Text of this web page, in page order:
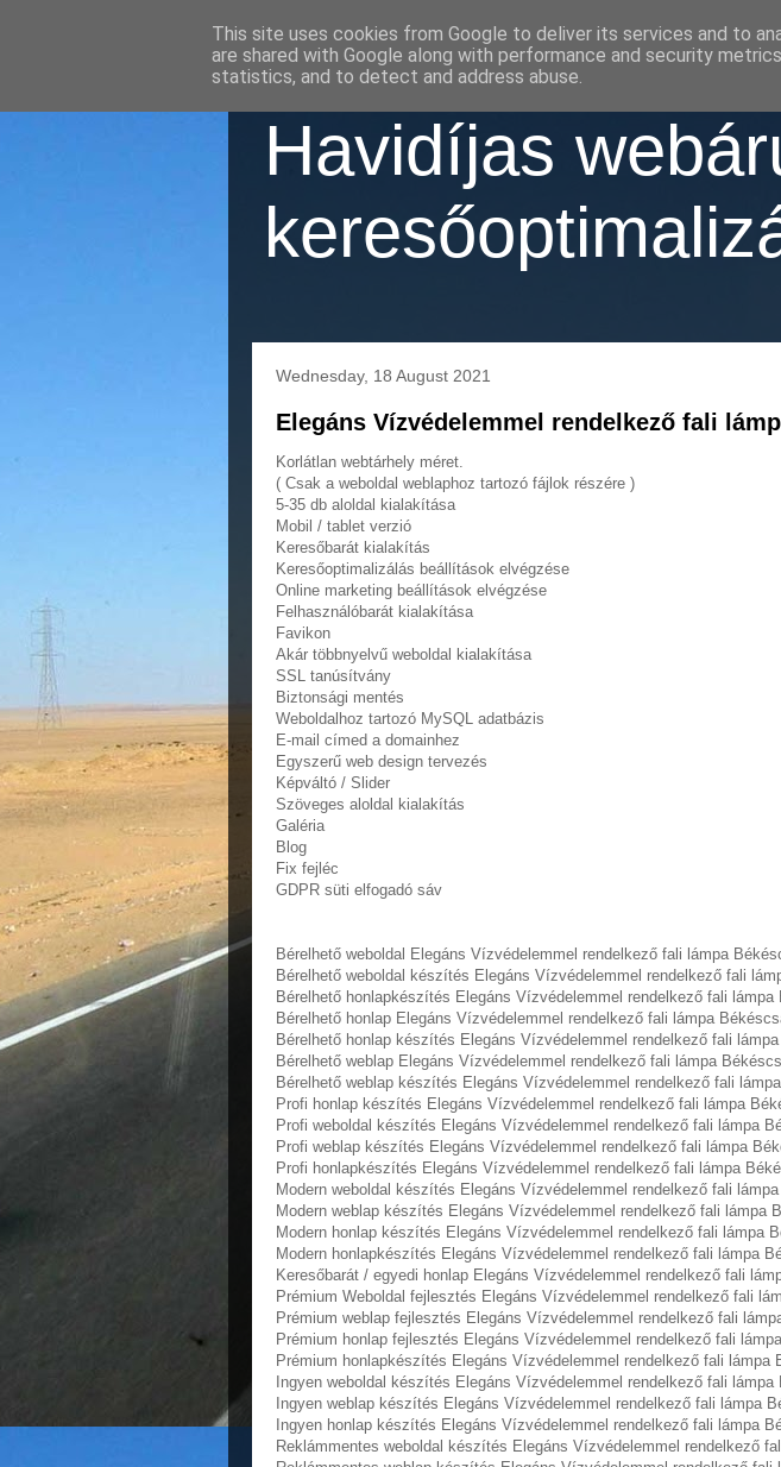
Havidíjas
Wednesday, 18 August 2021
Elegáns Vízvédelemmel rendelkező fali
Korlátlan webtárhely méret.
( Csak a weboldal weblaphoz tartozó fájlok részére )
5-35 db aloldal kialakítása
Mobil / tablet verzió
Keresőbarát kialakítás
Keresőoptimalizálás beállítások elvégzése
Online marketing beállítások elvégzése
Felhasználóbarát kialakítása
Favikon
Akár többnyelvű weboldal kialakítása
SSL tanúsítvány
Biztonsági mentés
Weboldalhoz tartozó MySQL adatbázis
E-mail címed a domainhez
Egyszerű web design tervezés
Képváltó / Slider
Szöveges aloldal kialakítás
Galéria
Blog
Fix fejléc
GDPR süti elfogadó sáv
Bérelhető weboldal Elegáns Vízvédelemmel rendelkező fali lámpa
Bérelhető weboldal‎ készítés Elegáns Vízvédelemmel rendelkező fali
Bérelhető honlapkészítés Elegáns Vízvédelemmel rendelkező fali lámpa
Bérelhető honlap Elegáns Vízvédelemmel rendelkező fali lámpa
Bérelhető honlap készítés Elegáns Vízvédelemmel rendelkező fali
Bérelhető weblap Elegáns Vízvédelemmel rendelkező fali lámpa
Bérelhető weblap készítés Elegáns Vízvédelemmel rendelkező fali
Profi honlap készítés Elegáns Vízvédelemmel rendelkező fali lámpa
Profi weboldal készítés Elegáns Vízvédelemmel rendelkező fali lámpa
Profi weblap készítés Elegáns Vízvédelemmel rendelkező fali lámpa
Profi honlapkészítés Elegáns Vízvédelemmel rendelkező fali lámpa
Modern weboldal készítés Elegáns Vízvédelemmel rendelkező fali
Modern weblap készítés Elegáns Vízvédelemmel rendelkező fali lámpa
Modern honlap készítés Elegáns Vízvédelemmel rendelkező fali lámpa
Modern honlapkészítés Elegáns Vízvédelemmel rendelkező fali lámpa
Keresőbarát / egyedi honlap‎ Elegáns Vízvédelemmel rendelkező fali
Prémium Weboldal fejlesztés‎ Elegáns Vízvédelemmel rendelkező fali
Prémium weblap fejlesztés‎ Elegáns Vízvédelemmel rendelkező fali
Prémium honlap fejlesztés‎ Elegáns Vízvédelemmel rendelkező fali
Prémium honlapkészítés‎ Elegáns Vízvédelemmel rendelkező fali lámpa
Ingyen weboldal készítés Elegáns Vízvédelemmel rendelkező fali lámpa
Ingyen weblap készítés Elegáns Vízvédelemmel rendelkező fali lámpa
Ingyen honlap készítés Elegáns Vízvédelemmel rendelkező fali lámpa
Reklámmentes weboldal készítés Elegáns Vízvédelemmel rendelkező
This site uses cookies from Google to deliver its services and to
are shared with Google along with performance and security
statistics, and to detect and address abuse.